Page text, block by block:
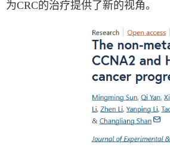
为CRC的治疗提供了新的视角。